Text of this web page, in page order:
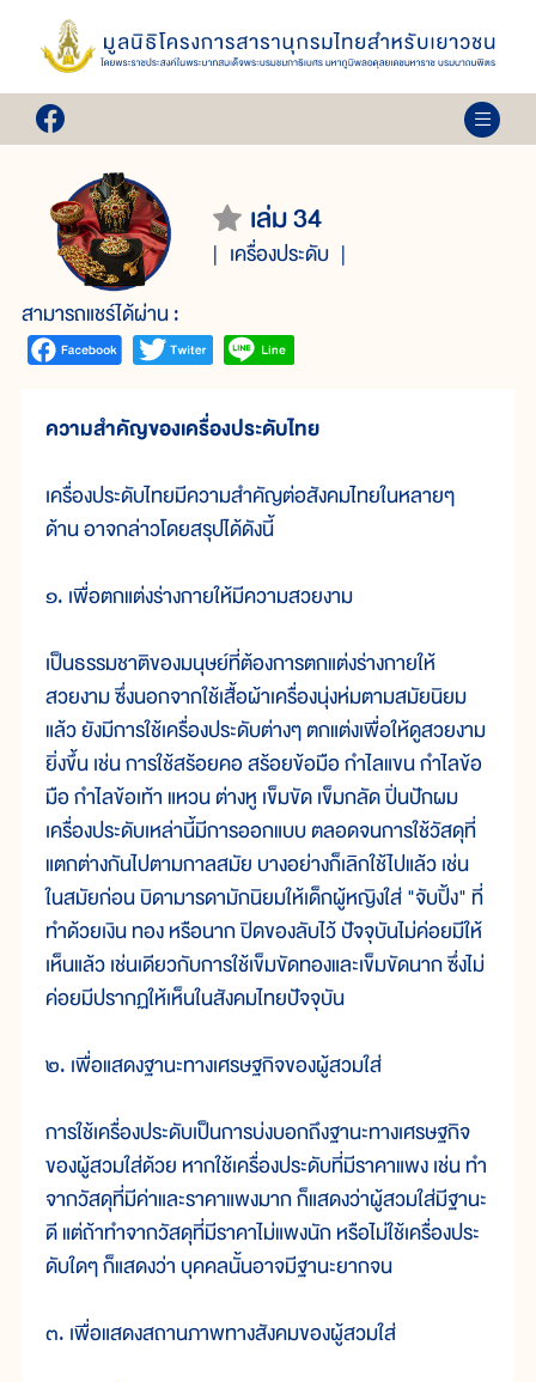
เล่ม 34
เครื่องประดับ
สามารถแชร์ได้ผ่าน :
ความสำคัญของเครื่องประดับไทย
เครื่องประดับไทยมีความสำคัญต่อสังคมไทยในหลายๆ
ด้าน อาจกล่าวโดยสรุปได้ดังนี้
๑. เพื่อตกแต่งร่างกายให้มีความสวยงาม
เป็นธรรมชาติของมนุษย์ที่ต้องการตกแต่งร่างกายให้
สวยงาม ซึ่งนอกจากใช้เสื้อผ้าเครื่องนุ่งห่มตามสมัยนิยม
แล้ว ยังมีการใช้เครื่องประดับต่างๆ ตกแต่งเพื่อให้ดูสวยงาม
ยิ่งขึ้น เช่น การใช้สร้อยคอ สร้อยข้อมือ กำไลแขน กำไลข้อ
มือ กำไลข้อเท้า แหวน ต่างหู เข็มขัด เข็มกลัด ปิ่นปักผม
เครื่องประดับเหล่านี้มีการออกแบบ ตลอดจนการใช้วัสดุที่
แตกต่างกันไปตามกาลสมัย บางอย่างก็เลิกใช้ไปแล้ว เช่น
ในสมัยก่อน บิดามารดามักนิยมให้เด็กผู้หญิงใส่ "จับปิ้ง" ที่
ทำด้วยเงิน ทอง หรือนาก ปิดของลับไว้ ปัจจุบันไม่ค่อยมีให้
เห็นแล้ว เช่นเดียวกับการใช้เข็มขัดทองและเข็มขัดนาก ซึ่งไม่
ค่อยมีปรากฏให้เห็นในสังคมไทยปัจจุบัน
๒. เพื่อแสดงฐานะทางเศรษฐกิจของผู้สวมใส่
การใช้เครื่องประดับเป็นการบ่งบอกถึงฐานะทางเศรษฐกิจ
ของผู้สวมใส่ด้วย หากใช้เครื่องประดับที่มีราคาแพง เช่น ทำ
จากวัสดุที่มีค่าและราคาแพงมาก ก็แสดงว่าผู้สวมใส่มีฐานะ
ดี แต่ถ้าทำจากวัสดุที่มีราคาไม่แพงนัก หรือไม่ใช้เครื่องประ
ดับใดๆ ก็แสดงว่า บุคคลนั้นอาจมีฐานะยากจน
๓. เพื่อแสดงสถานภาพทางสังคมของผู้สวมใส่